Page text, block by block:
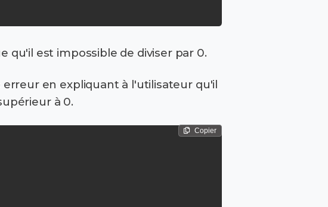
qu'il est impossible de diviser par 0.
en expliquant à l'utilisateur qu'il
à 0.
Copier